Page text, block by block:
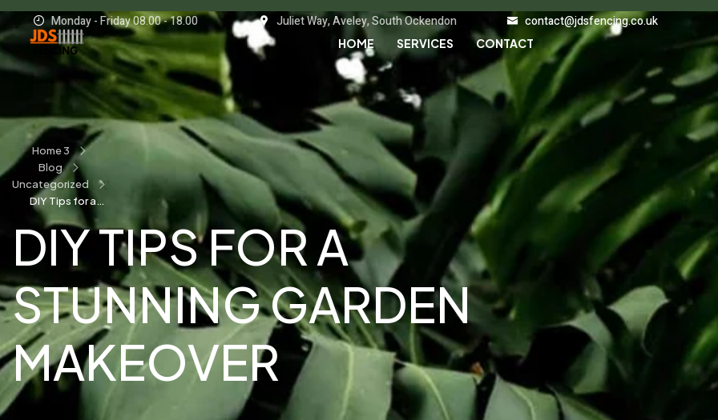
Monday - Friday 08.00 - 18.00 Juliet Way, Aveley, South Ockendon contact@jdsfencing.co.uk
HOME SERVICES CONTACT
Home 3
Blog
Uncategorized
DIY Tips for a
Stunning Garden
Makeover
DIY TIPS FOR A
STUNNING GARDEN
MAKEOVER